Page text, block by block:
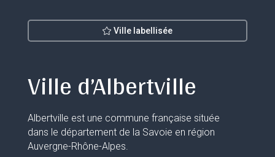
Ville labellisée
Ville d’Albertville
Albertville est une commune française située
dans le département de la Savoie en région
Auvergne-Rhône-Alpes.